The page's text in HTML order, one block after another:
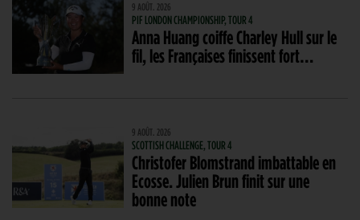
9 AOÛT. 2026
PIF LONDON CHAMPIONSHIP, TOUR 4
Anna Huang coiffe Charley Hull sur le
fil, les Françaises finissent fort…
9 AOÛT. 2026
SCOTTISH CHALLENGE, TOUR 4
Christofer Blomstrand imbattable en
Ecosse. Julien Brun finit sur une
bonne note